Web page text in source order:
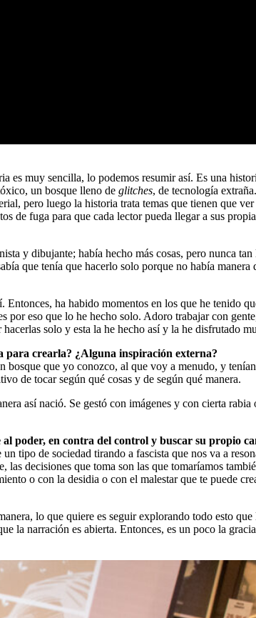
es muy sencilla, lo podemos resumir así. Es una
un bosque lleno de glitches, de tecnología
pero luego la historia trata temas que tienen que
de fuga para que cada lector pueda llegar a sus
y dibujante; había hecho más cosas, pero nunca
que tenía que hacerlo solo porque no había
ha habido momentos en los que he tenido
eso que lo he hecho solo. Adoro trabajar con
solo y esta la he hecho así y la he disfrutado
para crearla? ¿Alguna inspiración externa?
que yo conozco, al que voy a menudo, y
de tocar según qué cosas y de según qué manera.
así nació. Se gestó con imágenes y con cierta
poder, en contra del control y buscar su propio
tipo de sociedad tirando a fascista que nos va a
decisiones que toma son las que tomaríamos
o con la desidia o con el malestar que te puede
lo que quiere es seguir explorando todo esto
la narración es abierta. Entonces, es un poco la